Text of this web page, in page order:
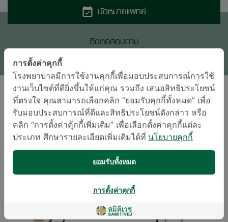
นัดหมายแพทย์
ติดต่อสอบถาม
* เจ้าหน้าที่ของโรงพยาบาลจะติดต่อท่านกลับในภายหลัง
งานอดิเรกและความสนใจ
อ่านหนังสือ เทคโนโลยี
การตั้งค่าคุกกี้
โรงพยาบาลมีการใช้งานคุกกี้เพื่อมอบประสบการณ์การใช้
งานเว็บไซต์ที่ดียิ่งขึ้นให้แก่คุณ รวมถึง เสนอสิทธิประโยชน์
ที่ตรงใจ คุณสามารถเลือกคลิก “ยอมรับคุกกี้ทั้งหมด” เพื่อ
รับมอบประสบการณ์ที่ดีและสิทธิประโยชน์ดังกล่าว หรือ
คลิก “การตั้งค่าคุ้กกี้เพิ่มเติม” เพื่อเลือกตั้งค่าคุกกี้แต่ละ
ประเภท ศึกษารายละเอียดเพิ่มเติมได้ที่ นโยบายคุกกี้
ยอมรับทั้งหมด
การตั้งค่าคุกกี้